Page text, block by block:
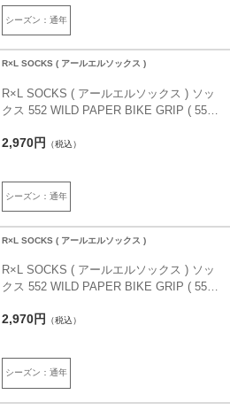
シーズン：通年
R×L SOCKS ( アールエルソックス )
R×L SOCKS ( アールエルソックス ) ソッ
クス 552 WILD PAPER BIKE GRIP ( 552
ー L (26-28cm)
2,970円 （税込）
シーズン：通年
R×L SOCKS ( アールエルソックス )
R×L SOCKS ( アールエルソックス ) ソッ
クス 552 WILD PAPER BIKE GRIP ( 552
ク L (26-28cm)
2,970円 （税込）
シーズン：通年